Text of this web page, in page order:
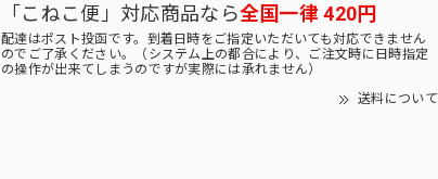
「こねこ便」対応商品なら全国一律 420円
配達はポスト投函です。到着日時をご指定いただいても対応できません
のでご了承ください。（システム上の都合により、ご注文時に日時指定
の操作が出来てしまうのですが実際には承れません）
送料について